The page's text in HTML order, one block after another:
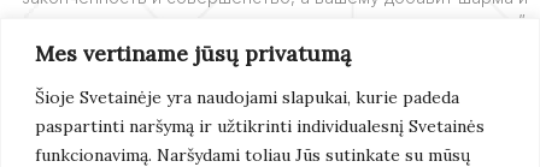
Mes vertiname jūsų privatumą
Šioje Svetainėje yra naudojami slapukai, kurie padeda
paspartinti naršymą ir užtikrinti individualesnį Svetainės
funkcionavimą. Naršydami toliau Jūs sutinkate su mūsų
o
o
k
-
f
g
r
a
m
очарования”.
Подробнее